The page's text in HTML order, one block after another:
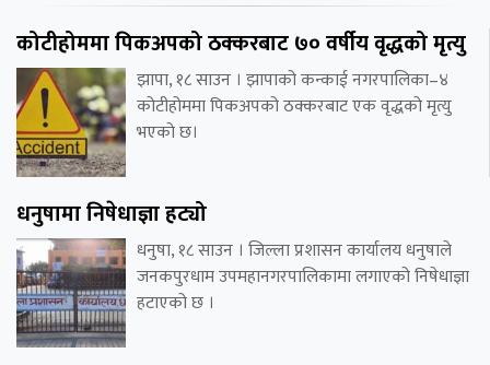
कोटीहोममा पिकअपको ठक्करबाट ७० वर्षीय वृद्धको मृत्यु
झापा, १८ साउन । झापाको कन्काई नगरपालिका–४
कोटीहोममा पिकअपको ठक्करबाट एक वृद्धको मृत्यु
भएको छ।
धनुषामा निषेधाज्ञा हट्यो
धनुषा, १८ साउन । जिल्ला प्रशासन कार्यालय धनुषाले
जनकपुरधाम उपमहानगरपालिकामा लगाएको निषेधाज्ञा
हटाएको छ ।